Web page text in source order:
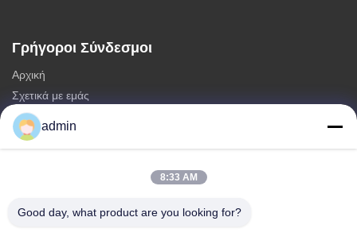
Γρήγοροι Σύνδεσμοι
Αρχική
Σχετικά με εμάς
προϊόντα
Επικοινωνήστε μαζί μας
τριγωνικός πύργος κεραίας
admin
8:33 AM
Good day, what product are you looking for?